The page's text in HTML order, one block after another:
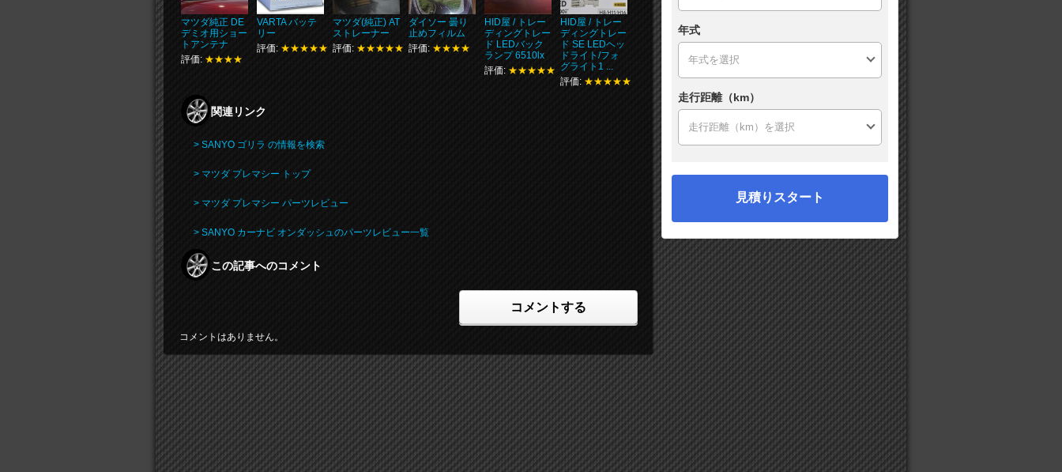
マツダ純正 DE
デミオ用ショー
トアンテナ
評価: ★★★★
VARTA バッテ
リー
評価: ★★★★★
マツダ(純正) AT
ストレーナー
評価: ★★★★★
ダイソー 曇り
止めフィルム
評価: ★★★★
HID屋 / トレー
ディングトレー
ド LEDバック
ランプ 6510lx
評価: ★★★★★
HID屋 / トレー
ディングトレー
ド SE LEDヘッ
ドライト/フォ
グライト1 ...
評価: ★★★★★
関連リンク
> SANYO ゴリラ の情報を検索
> マツダ プレマシー トップ
> マツダ プレマシー パーツレビュー
> SANYO カーナビ オンダッシュのパーツレビュー一覧
この記事へのコメント
コメントする
コメントはありません。
年式
走行距離（km）
見積りスタート